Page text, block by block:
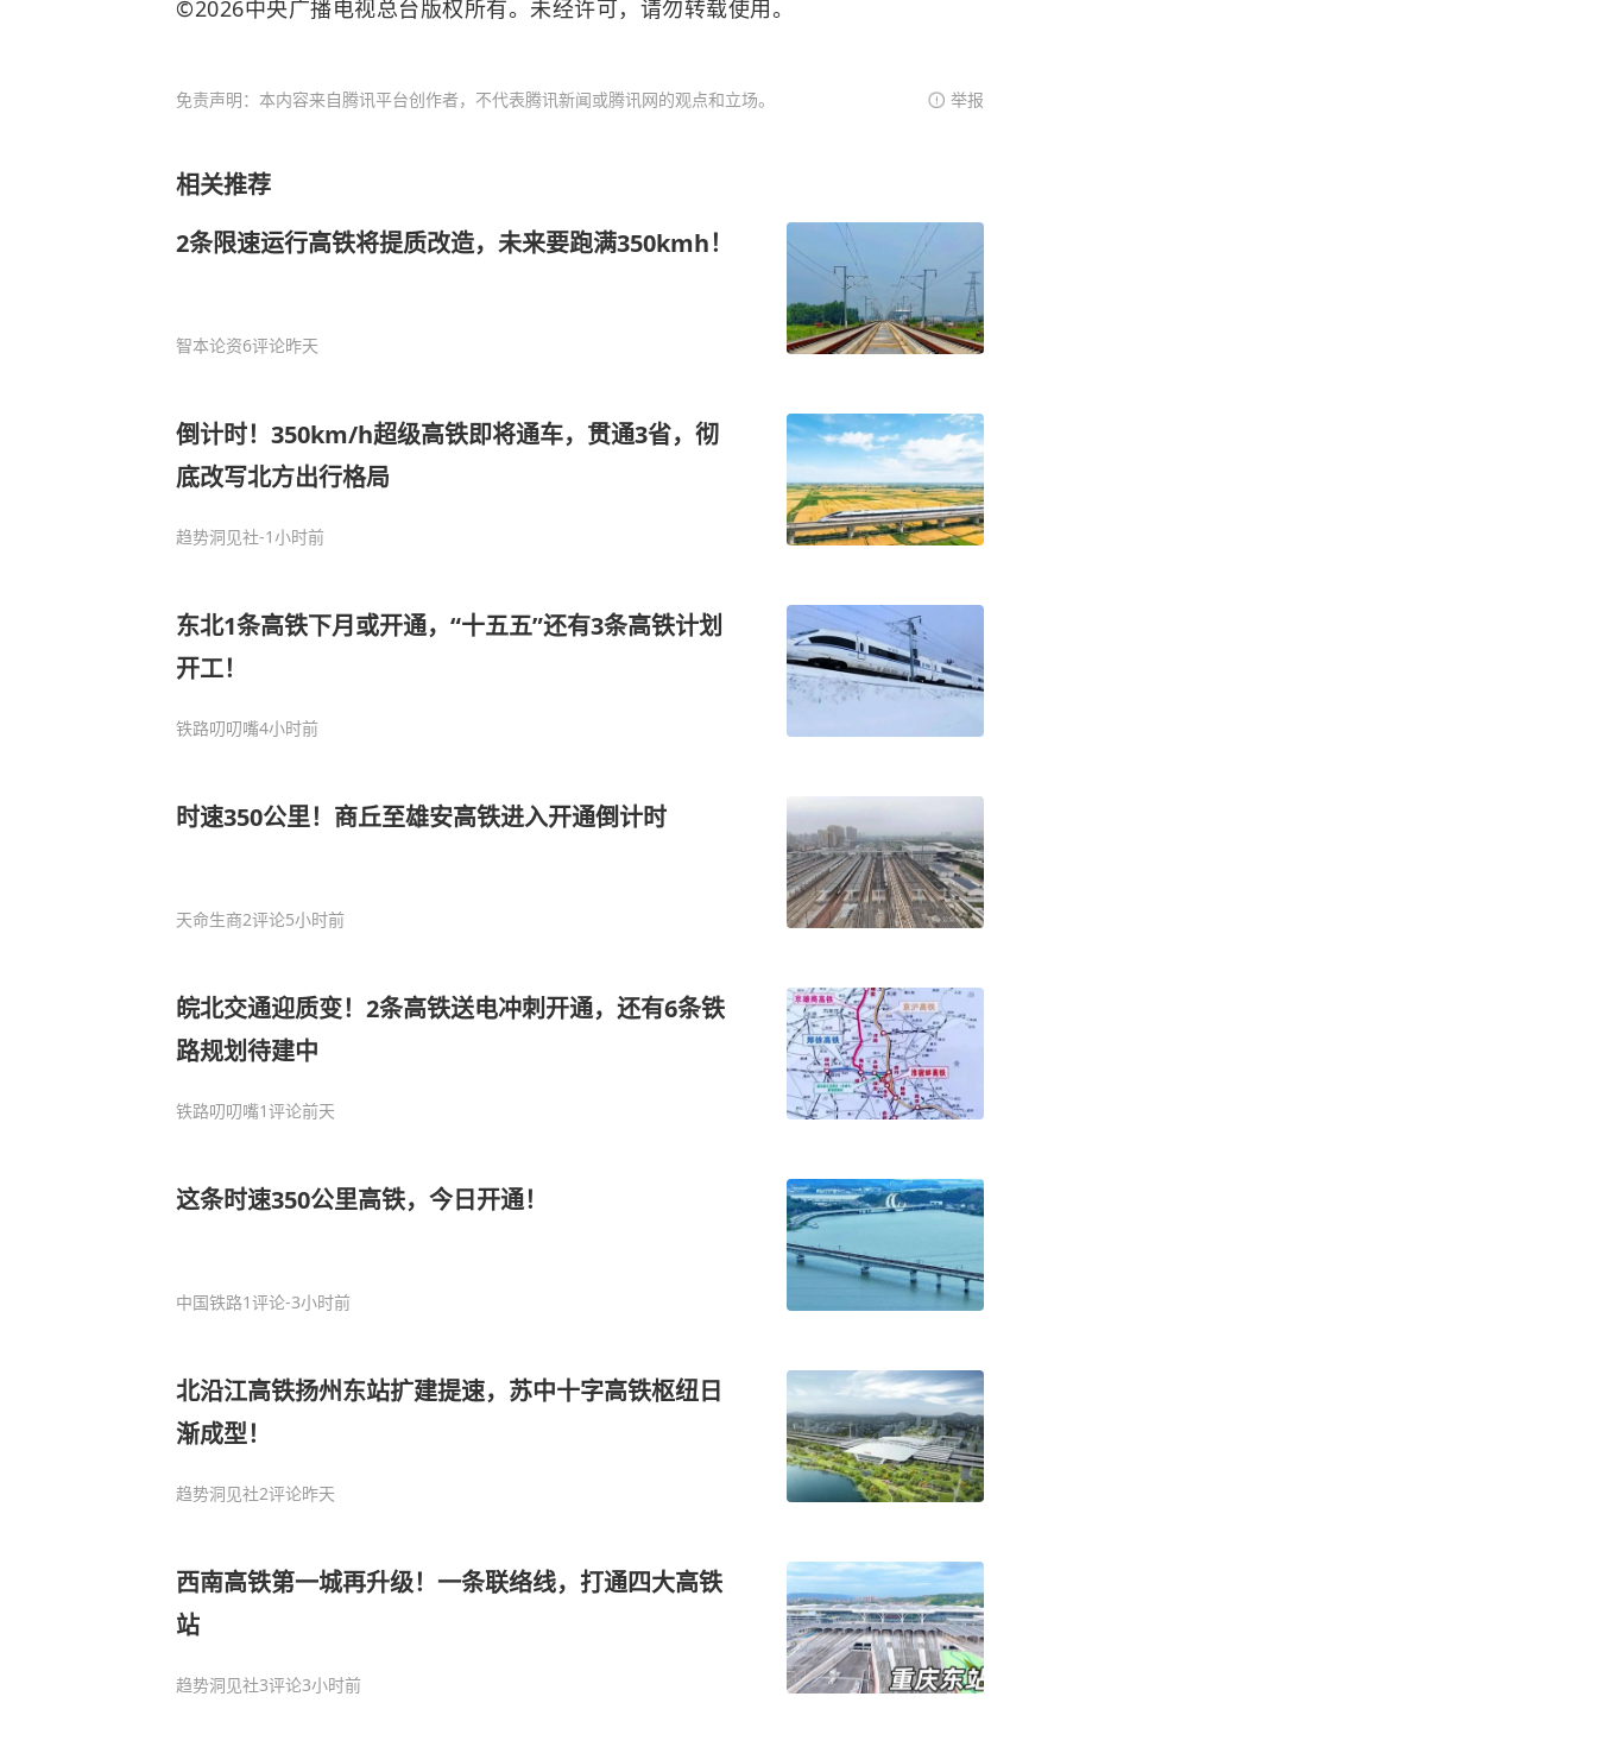
©2026中央广播电视总台版权所有。未经许可，请勿转载使用。
免责声明：本内容来自腾讯平台创作者，不代表腾讯新闻或腾讯网的观点和立场。 举报
相关推荐
2条限速运行高铁将提质改造，未来要跑满350kmh！
智本论资6评论昨天
倒计时！350km/h超级高铁即将通车，贯通3省，彻
底改写北方出行格局
趋势洞见社-1小时前
东北1条高铁下月或开通，“十五五”还有3条高铁计划
开工！
铁路叨叨嘴4小时前
时速350公里！商丘至雄安高铁进入开通倒计时
天命生商2评论5小时前
皖北交通迎质变！2条高铁送电冲刺开通，还有6条铁
路规划待建中
铁路叨叨嘴1评论前天
这条时速350公里高铁，今日开通！
中国铁路1评论-3小时前
北沿江高铁扬州东站扩建提速，苏中十字高铁枢纽日
渐成型！
趋势洞见社2评论昨天
西南高铁第一城再升级！一条联络线，打通四大高铁
站
趋势洞见社3评论3小时前